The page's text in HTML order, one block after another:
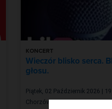
KONCERT
Wieczór blisko serca.
głosu.
Piątek, 02 Październik 2026 |
Chorzów